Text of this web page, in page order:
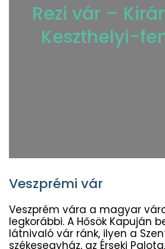
Rezi vár –
Keszthelyi-
Veszprémi vár
Veszprém vára a magyar
legkorábbi. A Hősök Kapuján
látnivaló vár ránk, ilyen a
székesegyház, az Érseki